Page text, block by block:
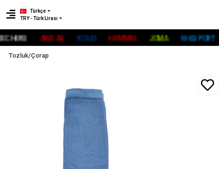
ADİDAS FOX40 HUMMEL JOMA UHLSPORT
Türkçe
TRY - Türk Lirası
Tozluk/Çorap